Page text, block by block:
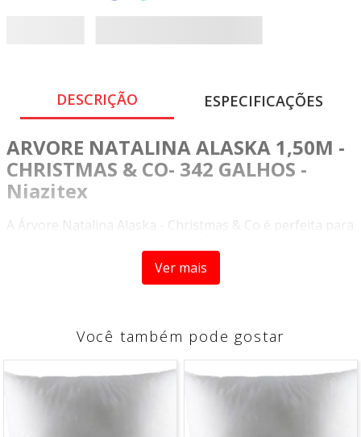
DESCRIÇÃO ESPECIFICAÇÕES
ARVORE NATALINA ALASKA 1,50M -
CHRISTMAS & CO- 342 GALHOS -
Niazitex
A Árvore Natalina Alaska - Christmas & Co é perfeita para
Com ela, você poderá decorar o ambiente e deixá-lo ainda
mais charmoso para receber seus familiares e amigos
durante as comemorações do final de ano.
ideal para enfeitar a sua casa. Com seus 342 galhos, ela
atmosfera festiva e alegre.
Ver mais
Você também pode gostar